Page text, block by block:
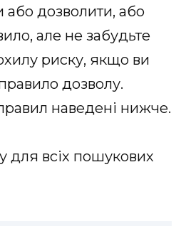
або дозволити, або
але не забудьте
риску, якщо ви
дозволу.
наведені нижче.
для всіх пошукових